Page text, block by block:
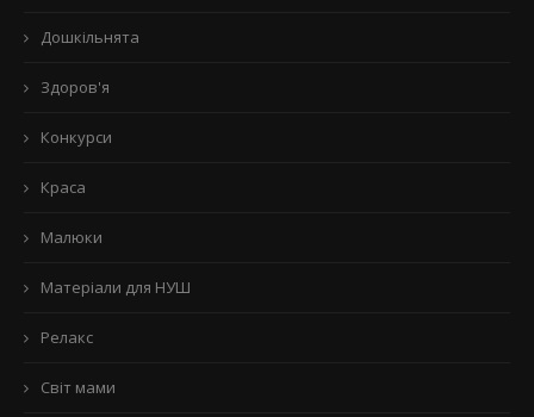
Дошкільнята
Здоров'я
Конкурси
Краса
Малюки
Матеріали для НУШ
Релакс
Світ мами